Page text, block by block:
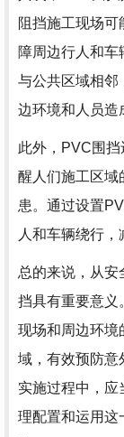
阻挡施工现场
障周边行人和车
与公共区域相邻
边环境和人员造
此外，PVC围
醒人们施工区域
患。通过设置
人和车辆绕行，
总的来说，从安
挡具有重要意义
现场和周边环境
域，有效预防意
实施过程中，应
理配置和运用这